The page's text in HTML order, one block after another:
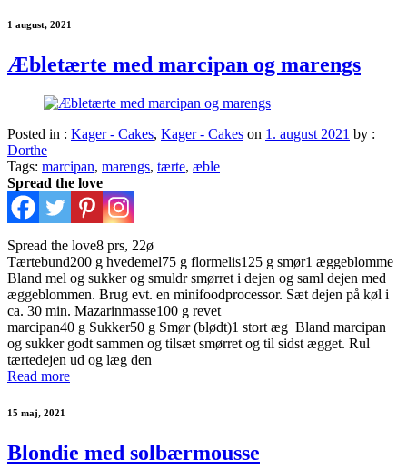
1 august, 2021
Æbletærte med marcipan og marengs
Posted in : Kager - Cakes, Kager - Cakes on 1. august 2021 by :
Dorthe
Tags: marcipan, marengs, tærte, æble
Spread the love
Spread the love8 prs, 22ø
Tærtebund200 g hvedemel75 g flormelis125 g smør1 æggeblomme
Bland mel og sukker og smuldr smørret i dejen og saml dejen med
æggeblommen. Brug evt. en minifoodprocessor. Sæt dejen på køl i
ca. 30 min. Mazarinmasse100 g revet
marcipan40 g Sukker50 g Smør (blødt)1 stort æg Bland marcipan
og sukker godt sammen og tilsæt smørret og til sidst ægget. Rul
tærtedejen ud og læg den
Read more
15 maj, 2021
Blondie med solbærmousse